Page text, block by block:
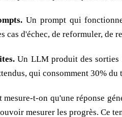
Un prompt qui
cas d'échec, de reformuler, de
Un LLM produit des sorties
qui consomment 30% du
mesure-t-on qu'une réponse
mesurer les progrès. Ce